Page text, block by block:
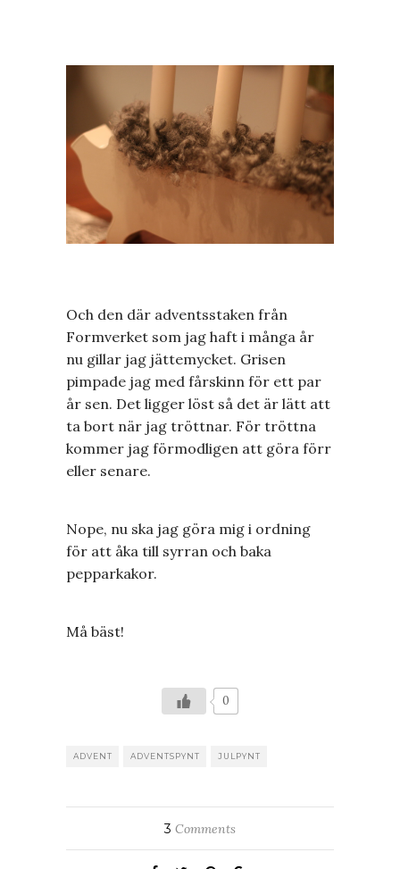
Och den där adventsstaken från
Formverket som jag haft i många år
nu gillar jag jättemycket. Grisen
pimpade jag med fårskinn för ett par
år sen. Det ligger löst så det är lätt att
ta bort när jag tröttnar. För tröttna
kommer jag förmodligen att göra förr
eller senare.
Nope, nu ska jag göra mig i ordning
för att åka till syrran och baka
pepparkakor.
Må bäst!
0
ADVENT ADVENTSPYNT JULPYNT
3 Comments